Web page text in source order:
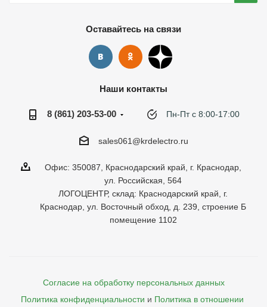
Оставайтесь на связи
Наши контакты
8 (861) 203-53-00 Пн-Пт с 8:00-17:00
sales061@krdelectro.ru
Офис: 350087, Краснодарский край, г. Краснодар,
ул. Российская, 564
ЛОГОЦЕНТР, склад: Краснодарский край, г.
Краснодар, ул. Восточный обход, д. 239, строение Б
помещение 1102
Согласие на обработку персональных данных
Политика конфиденциальности и Политика в отношении